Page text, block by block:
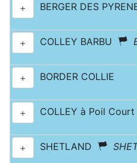
+ BERGER DES
+ COLLEY BARBU
+ BORDER COLLIE
+ COLLEY à Poil Court
+ SHETLAND